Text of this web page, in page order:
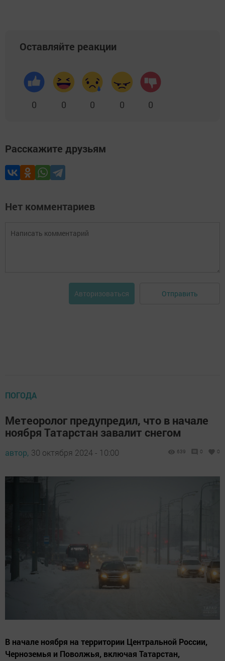
Оставляйте реакции
0 0 0 0 0
Расскажите друзьям
Нет комментариев
Авторизоваться Отправить
ПОГОДА
Метеоролог предупредил, что в начале
ноября Татарстан завалит снегом
автор, 30 октября 2024 - 10:00 639 0 0
В начале ноября на территории Центральной России,
Черноземья и Поволжья, включая Татарстан,